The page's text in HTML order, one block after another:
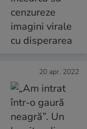
20 apr. 2022